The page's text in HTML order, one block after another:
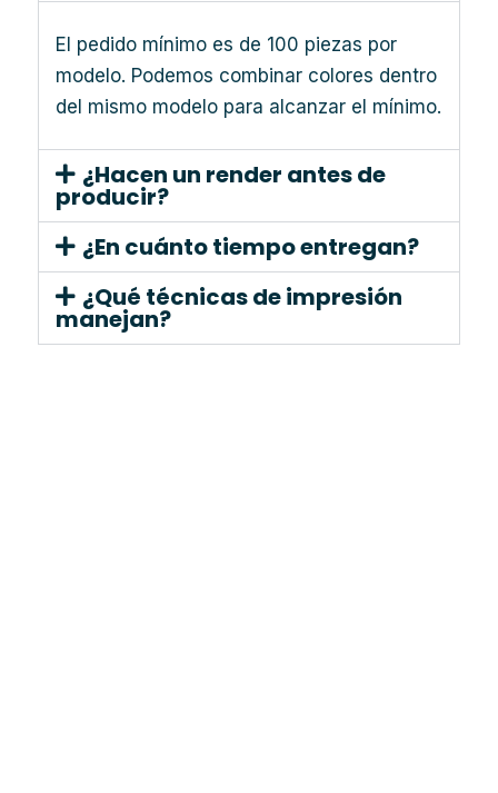
El pedido mínimo es de 100 piezas por
modelo. Podemos combinar colores dentro
del mismo modelo para alcanzar el mínimo.
¿Hacen un render antes de
producir?
¿En cuánto tiempo entregan?
¿Qué técnicas de impresión
manejan?